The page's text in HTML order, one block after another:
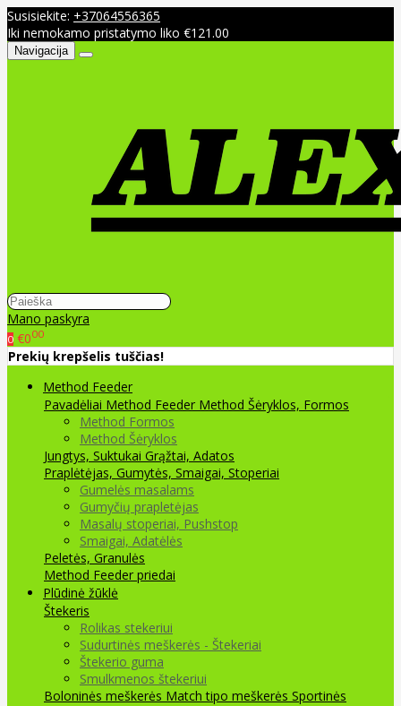
Susisiekite: +37064556365
Iki nemokamo pristatymo liko €121.00
Navigacija
Mano paskyra
0 €000
Prekių krepšelis tuščias!
Method Feeder
Pavadėliai Method Feeder Method Šėryklos, Formos
Method Formos
Method Šėryklos
Jungtys, Suktukai Grąžtai, Adatos
Praplėtėjas, Gumytės, Smaigai, Stoperiai
Gumelės masalams
Gumyčių prapletėjas
Masalų stoperiai, Pushstop
Smaigai, Adatėlės
Peletės, Granulės
Method Feeder priedai
Plūdinė žūklė
Štekeris
Rolikas stekeriui
Sudurtinės meškerės - Štekeriai
Štekerio guma
Smulkmenos štekeriui
Boloninės meškerės Match tipo meškerės Sportinės